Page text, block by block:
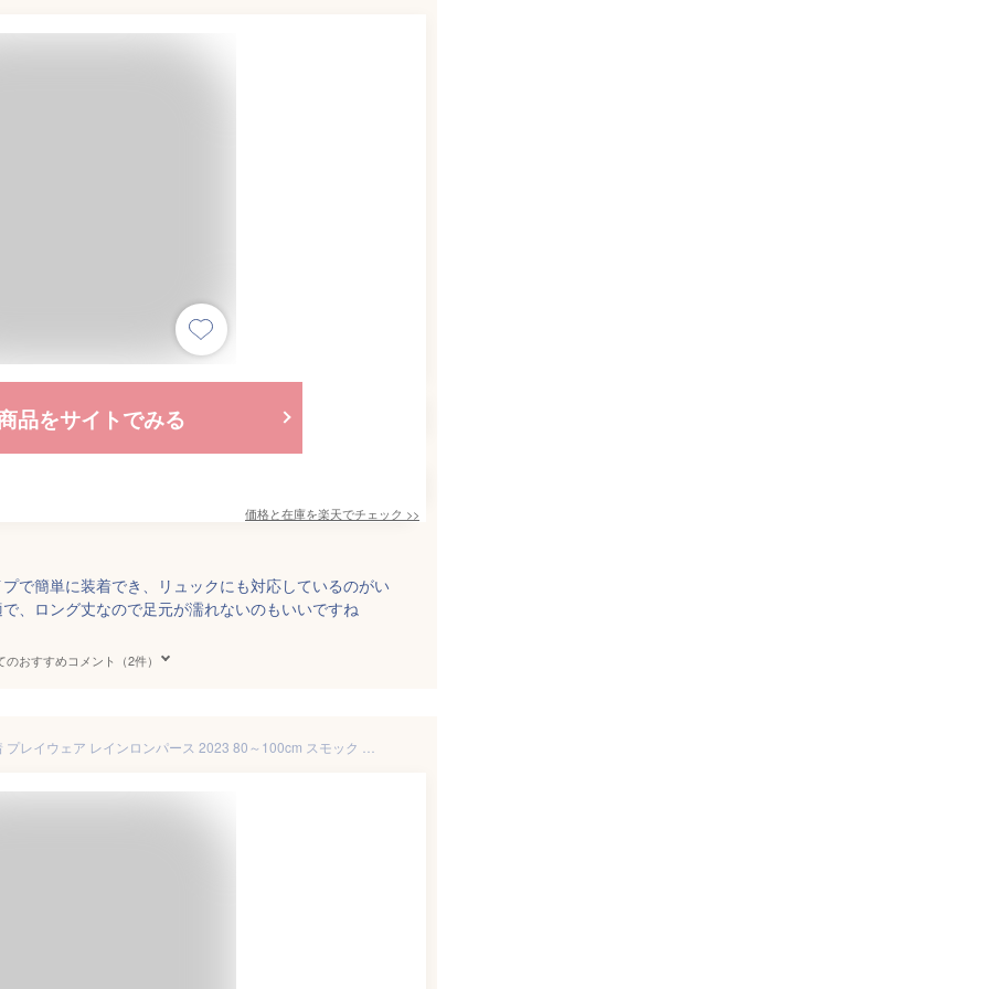
品をサイトでみる
価格と在庫を楽天でチェック >>
で簡単に装着でき、リュックにも対応しているのがい
、ロング丈なので足元が濡れないのもいいですね
のおすすめコメント（2件）